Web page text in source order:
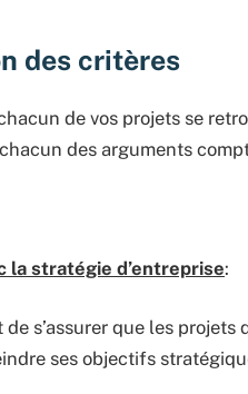
des critères
de vos projets se
des arguments
la stratégie d’entreprise:
de s’assurer que les
ses objectifs